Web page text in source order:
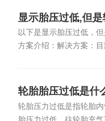
显示胎压过低,但
办？
以下是显示胎压过低，
方案介绍：解决方案：
轮胎胎压过低是什
轮胎压力过低是指轮胎